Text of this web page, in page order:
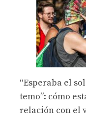
“Esperaba el
temo”: cómo
relación con el